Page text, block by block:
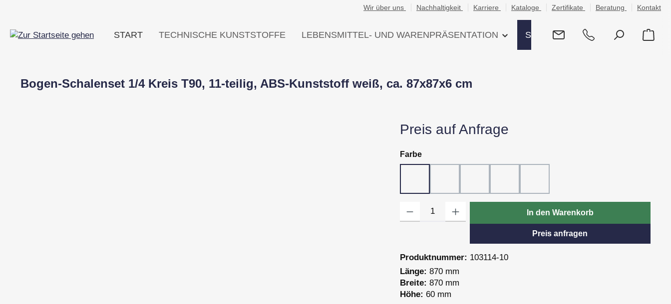
Wir über uns Nachhaltigkeit Karriere Kataloge Zertifikate Beratung Kontakt
START TECHNISCHE KUNSTSTOFFE LEBENSMITTEL- UND WARENPRÄSENTATION SHOP
Bogen-Schalenset 1/4 Kreis T90, 11-teilig, ABS-Kunststoff weiß, ca. 87x87x6 cm
Preis auf Anfrage
Farbeauswählen
In den Warenkorb
Preis anfragen
Produktnummer: 103114-10
Länge: 870 mm
Breite: 870 mm
Höhe: 60 mm